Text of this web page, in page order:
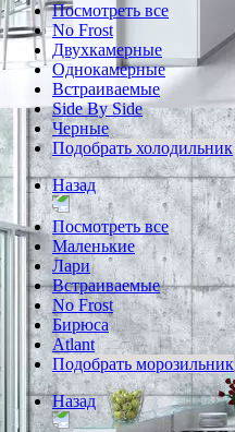
Посмотреть все
No Frost
Двухкамерные
Однокамерные
Встраиваемые
Side By Side
Черные
Подобрать холодильник
Назад
Посмотреть все
Маленькие
Лари
Встраиваемые
No Frost
Бирюса
Atlant
Подобрать морозильник
Назад